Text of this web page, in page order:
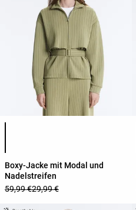
Produktfarbliste
Boxy-Jacke mit Modal und
Nadelstreifen
59,99 €29,99 €